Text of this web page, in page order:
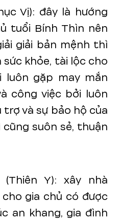
Vị): đây là hướng
tuổi Bính Thìn nên
giải bản mệnh thì
sức khỏe, tài lộc cho
luôn gặp may mắn
công việc bởi luôn
và sự bảo hộ của
suôn sẻ, thuận
Y): xây nhà
gia chủ có được
an khang, gia đình